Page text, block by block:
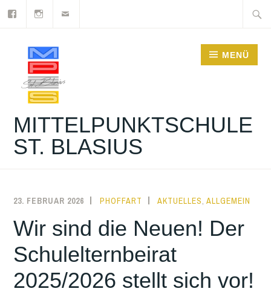
Zum
springen
Suche
MITTELPUNKTSCHULE
ST. BLASIUS
MENÜ
23. FEBRUAR 2026 PHOFFART AKTUELLES ,ALLGEMEIN
Wir sind die Neuen! Der
Schulelternbeirat
2025/2026 stellt sich vor!